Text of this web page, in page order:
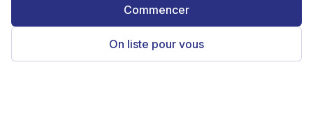
Commencer
On liste pour vous